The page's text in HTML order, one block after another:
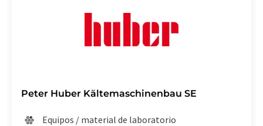
Peter Huber Kältemaschinenbau SE
Equipos / material de laboratorio